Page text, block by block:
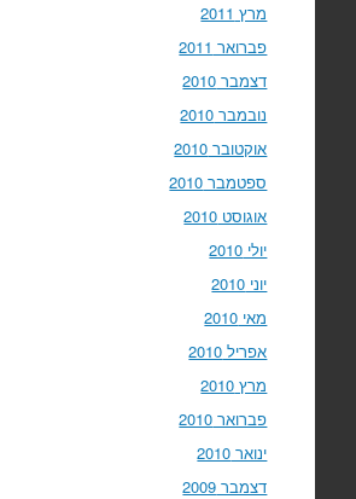
מרץ 2011
פברואר 2011
דצמבר 2010
נובמבר 2010
אוקטובר 2010
ספטמבר 2010
אוגוסט 2010
יולי 2010
יוני 2010
מאי 2010
אפריל 2010
מרץ 2010
פברואר 2010
ינואר 2010
דצמבר 2009